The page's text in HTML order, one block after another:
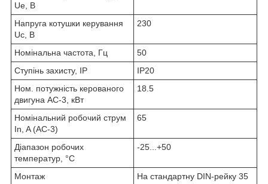
Ue, В
Напруга котушки керування
Uc, В
230
Номінальна частота, Гц
50
Ступінь захисту, IP
IP20
Ном. потужність керованого
двигуна АС-3, кВт
18.5
Номінальний робочий струм
In, A (АС-3)
65
Діапазон робочих
температур, °С
-25...+50
Монтаж
На стандартну DIN-рейку 35